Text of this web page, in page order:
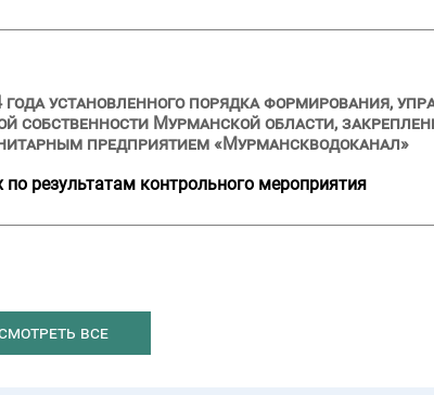
установленного порядка формирования,
собственности Мурманской области,
предприятием «Мурманскводоканал»
результатам контрольного мероприятия
все